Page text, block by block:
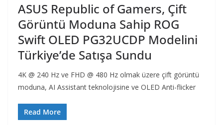
ASUS Republic of Gamers, Çift
Görüntü Moduna Sahip ROG
Swift OLED PG32UCDP Modelini
Türkiye’de Satışa Sundu
4K @ 240 Hz ve FHD @ 480 Hz olmak üzere çift görüntü
moduna, AI Assistant teknolojisine ve OLED Anti-flicker
Read More